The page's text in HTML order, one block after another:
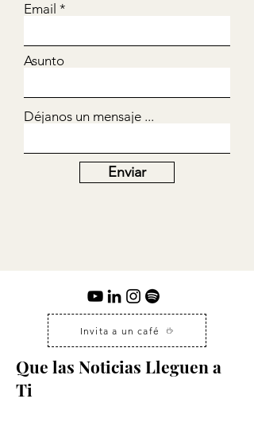
Email
Asunto
Déjanos un mensaje ...
Enviar
Invita a un café
Que las Noticias Lleguen a
Ti